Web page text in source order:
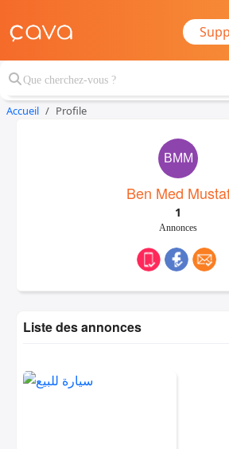
Accueil Profile
BMM
Ben Med
1
Annonces
Liste des annonces